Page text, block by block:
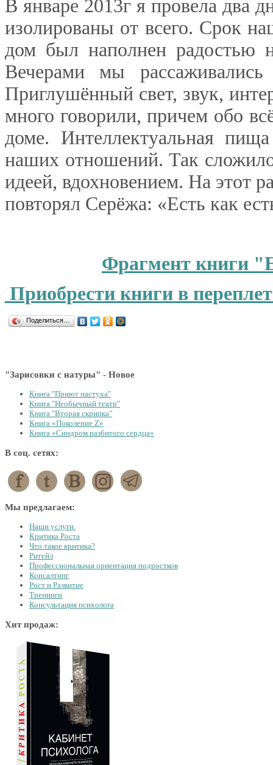
В январе 2013г я провела два
изолированы от всего. Срок
дом был наполнен радостью
Вечерами мы
Приглушённый свет, звук,
много говорили, причем обо
доме. Интеллектуальная
наших отношений. Так
идеей, вдохновением. На этот
повторял Серёжа: «Есть как
Фрагмент книги
Приобрести книги в
Поделиться…
"Зарисовки с натуры" - Новое
Книга "Приют пастуха"
Книга "Необычный театр"
Книга "Вторая скрипка"
Книга «Поколение Z»
Книга «Синдром разбитого сердца»
В соц. сетях:
Мы предлагаем:
Наши услуги.
Критика Роста
Что такое критика?
Ритейл
Профессиональная ориентация подростков
Консалтинг
Рост и Развитие
Тренинги
Консультация психолога
Хит продаж: